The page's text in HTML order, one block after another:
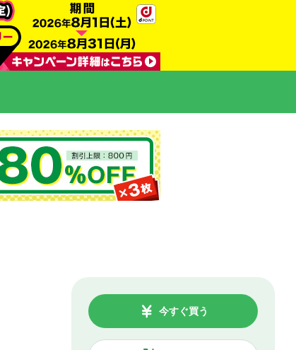
今すぐ買う